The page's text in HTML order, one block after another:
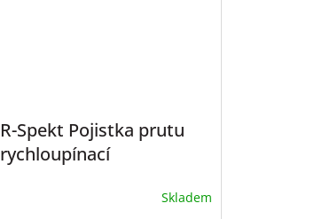
R-Spekt Pojistka prutu
rychloupínací
Skladem